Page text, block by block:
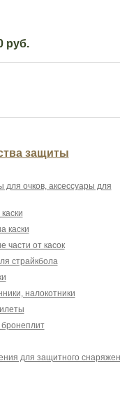
руб.
защиты
для очков, аксессуары для
каски
части от касок
страйкбола
налокотники
для защитного